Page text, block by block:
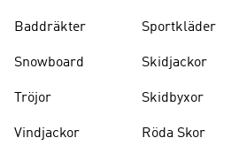
Baddräkter
Snowboard
Tröjor
Vindjackor
Sportkläder
Skidjackor
Skidbyxor
Röda Skor